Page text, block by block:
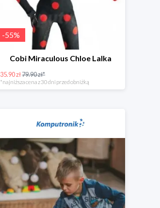
-55%
Cobi Miraculous Chloe Lalka
35.90 zł79.90 zł*
*najniższa cena z 30 dni przed obniżką